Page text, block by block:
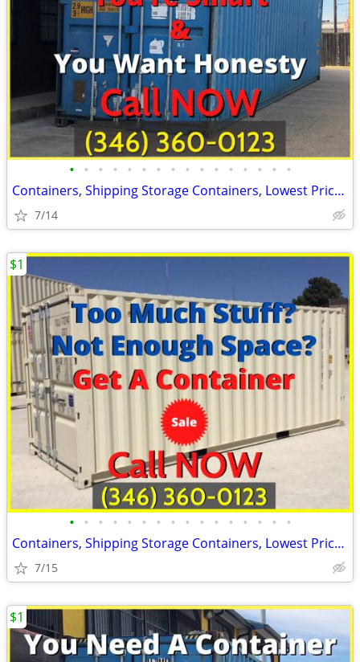
• • • • • • • • • • • • • • • •
Containers, Shipping Storage Containers, Lowest Price Now!
7/14
• • • • • • • • • • • • • • • •
Containers, Shipping Storage Containers, Lowest Price Now!
7/15
$1
$1